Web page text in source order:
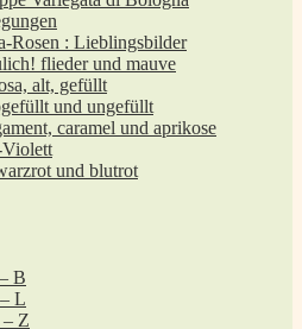
Rosen : Lieblingsbilder
flieder und mauve
alt, gefüllt
und ungefüllt
caramel und aprikose
und blutrot
B
L
Z